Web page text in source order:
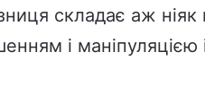
складає аж ніяк
і маніпуляцією